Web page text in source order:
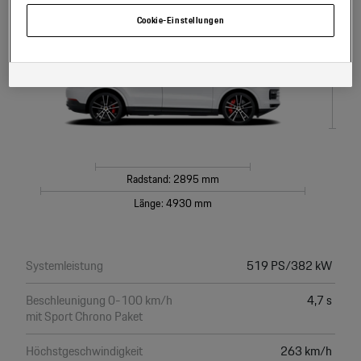
Radstand: 2895 mm
Länge: 4930 mm
Höhe: 1657 mm
Systemleistung
519 PS/382 kW
Beschleunigung 0-100 km/h
mit Sport Chrono Paket
4,7 s
Höchstgeschwindigkeit 263 km/h
Cookie-Richtlinie oder in den Cookie-Einstellungen. Sie finden die Cookie-
Einstellungen am Ende der Webseite.
Hinweis zu Cookies für Marketingzwecke:Sofern Sie über einen von uns
Daten, sofern Sie dem explizit zugestimmt („Cookies mit
eines Porsche Betriebs, Porsche Inter Auto GmbH & Co KG, eingesehen
Cookie-Einstellungen